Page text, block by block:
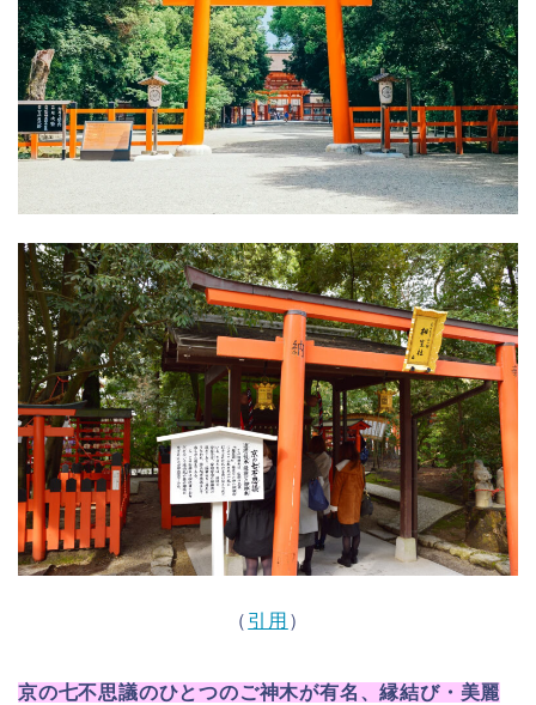
（ 引用 ）
京の七不思議のひとつのご神木が有名、縁結び・美麗